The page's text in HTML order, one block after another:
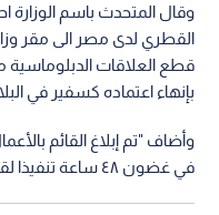
وقال المتحدث باسم الوزارة
القطري لدى مصر الى مقر
قطع العلاقات
بإنهاء اعتماده كسفير في البلاد، وإمهاله ٤٨
وأضاف "تم إبلاغ القائم
في غضون ٤٨ ساعة تنفيذا لقرار قطع العلاقات".